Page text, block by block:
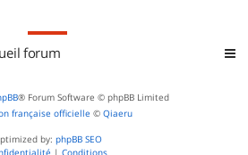
forum
® Forum Software © phpBB Limited
française officielle © Qiaeru
by: phpBB SEO